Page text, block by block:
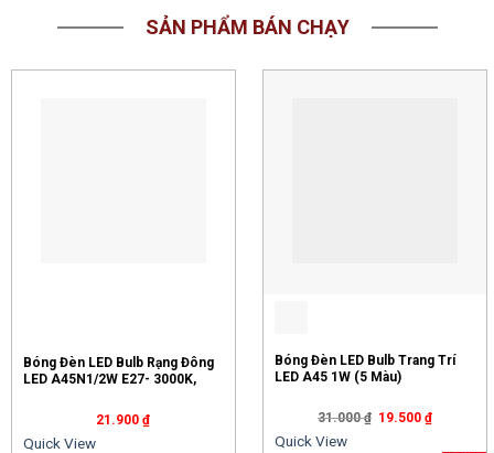
SẢN PHẨM BÁN CHẠY
Bóng Đèn LED Bulb Rạng Đông
LED A45N1/2W E27- 3000K,
21.900₫
Quick View
Bóng Đèn LED Bulb Trang Trí
LED A45 1W (5 Màu)
31.000₫ 19.500₫
Quick View